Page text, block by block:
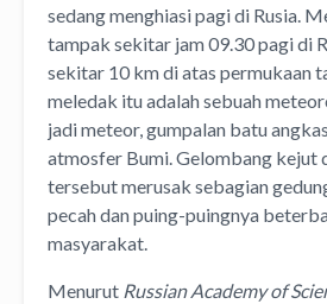
sedang menghiasi pagi di Rusia.
tampak sekitar jam 09.30 pagi di
sekitar 10 km di atas permukaan
meledak itu adalah sebuah
jadi meteor, gumpalan batu
atmosfer Bumi. Gelombang kejut
tersebut merusak sebagian
pecah dan puing-puingnya
masyarakat.
Menurut Russian Academy of